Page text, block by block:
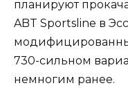
планируют
ABT Sportsline в
730-сильном
немногим ранее.